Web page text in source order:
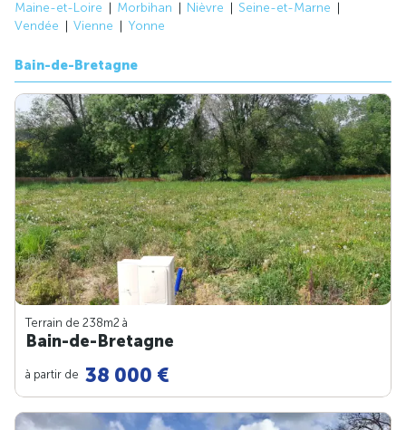
Maine-et-Loire
Morbihan Nièvre
Seine-et-Marne
Vendée
Vienne Yonne
Bain-de-Bretagne
Terrain de 238m2 à
Bain-de-Bretagne
à partir de 38 000 €